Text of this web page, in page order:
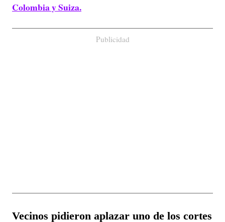
Colombia y Suiza.
Publicidad
Vecinos pidieron aplazar uno de los cortes